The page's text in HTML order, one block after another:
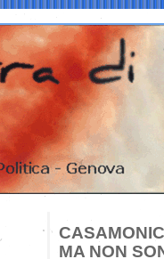
MA NON